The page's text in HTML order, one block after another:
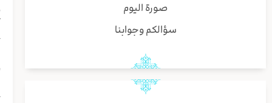
صورة اليوم
سؤالكم وجوابنا